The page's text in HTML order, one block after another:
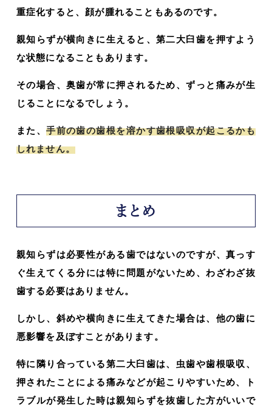
重症化すると、顔が腫れることもあるのです。
親知らずが横向きに生えると、第二大臼歯を押すよう
な状態になることもあります。
その場合、奥歯が常に押されるため、ずっと痛みが生
じることになるでしょう。
また、手前の歯の歯根を溶かす歯根吸収が起こるかも
しれません。
まとめ
親知らずは必要性がある歯ではないのですが、真っす
ぐ生えてくる分には特に問題がないため、わざわざ抜
歯する必要はありません。
しかし、斜めや横向きに生えてきた場合は、他の歯に
悪影響を及ぼすことがあります。
特に隣り合っている第二大臼歯は、虫歯や歯根吸収、
押されたことによる痛みなどが起こりやすいため、ト
ラブルが発生した時は親知らずを抜歯した方がいいで